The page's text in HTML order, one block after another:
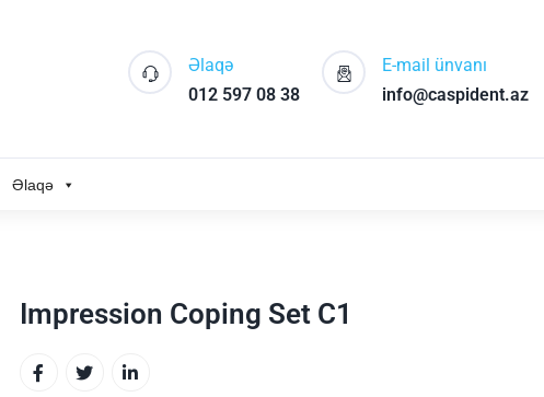
Əlaqə
012 597 08 38
E-mail ünvanı
info@caspident.az
Əlaqə
Impression Coping Set C1